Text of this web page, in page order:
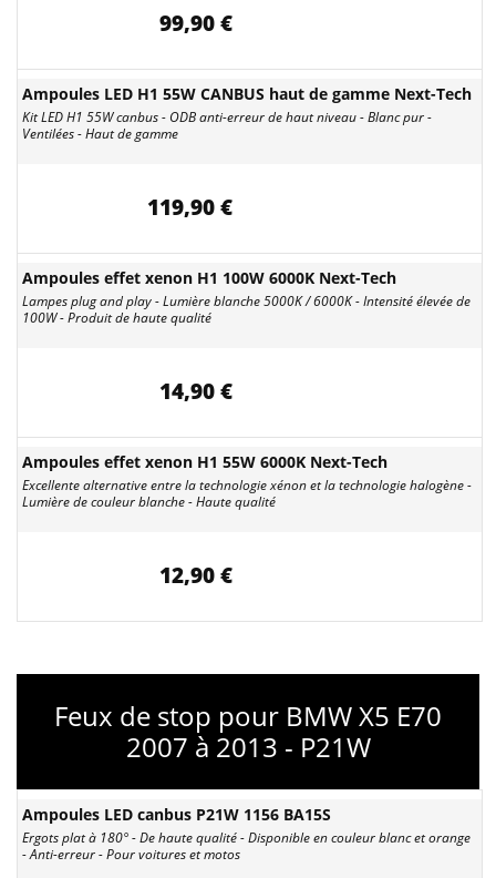
99,90 €
Ampoules LED H1 55W CANBUS haut de gamme Next-Tech
Kit LED H1 55W canbus - ODB anti-erreur de haut niveau - Blanc pur -
Ventilées - Haut de gamme
119,90 €
Ampoules effet xenon H1 100W 6000K Next-Tech
Lampes plug and play - Lumière blanche 5000K / 6000K - Intensité élevée de
100W - Produit de haute qualité
14,90 €
Ampoules effet xenon H1 55W 6000K Next-Tech
Excellente alternative entre la technologie xénon et la technologie halogène -
Lumière de couleur blanche - Haute qualité
12,90 €
Feux de stop pour BMW X5 E70
2007 à 2013 - P21W
Ampoules LED canbus P21W 1156 BA15S
Ergots plat à 180° - De haute qualité - Disponible en couleur blanc et orange
- Anti-erreur - Pour voitures et motos